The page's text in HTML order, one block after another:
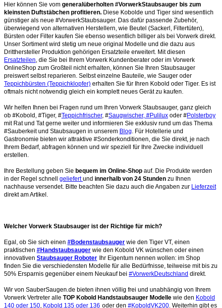
Hier können Sie vom generalüberholten #VorwerkStaubsauger bis zum
kleinsten Duftstäbchen profitieren. Diese Kobolde und Tiger sind wesentlich
günstiger als neue #VorwerkStaubsauger. Das dafür passende Zubehör,
überwiegend von alternativen Herstellern, wie Beutel (Sackerl, Filtertüten),
Bürsten oder Filter kaufen Sie ebenso wesentlich billiger als bei Vorwerk direkt.
Unser Sortiment wird stetig um neue original Modelle und die dazu aus
Dritthersteller Produktion gehörigen Ersatzteile erweitert. Mit diesen
Ersatzteilen , die Sie bei Ihrem Vorwerk Kundenberater oder im Vorwerk
OnlineShop zum Großteil nicht erhalten, können Sie Ihren Staubsauger
preiswert selbst reparieren. Selbst einzelne Bauteile, wie Sauger oder
Teppichbürsten (Teppichklopfer) erhalten Sie für Ihren Kobold oder Tiger. Es ist
oftmals nicht notwendig gleich ein komplett neues Gerät zu kaufen.
Wir helfen Ihnen bei Fragen rund um Ihren Vorwerk Staubsauger, ganz gleich
ob #Kobold, #Tiger, #Teppichfrischer, #Saugwischer, #Pulilux oder #Polsterboy
mit Rat und Tat gerne weiter und informieren Sie exklusiv rund um das Thema
#Sauberkeit und Staubsaugen in unserem Blog . Für Hotellerie und
Gastronomie bieten wir attraktive #Sonderkonditionen, die Sie direkt, je nach
Ihrem Bedarf, abfragen können und wir speziell für Ihre Zwecke individuell
erstellen.
Ihre Bestellung geben Sie bequem im Online-Shop auf. Die Produkte werden
in der Regel schnell geliefertund innerhalb von 24 Stunden zu Ihnen
nachhause versendet. Bitte beachten Sie dazu auch die Angaben zur Lieferzeit
direkt am Artikel.
Welcher Vorwerk Staubsauger ist der Richtige für mich?
Egal, ob Sie sich einen #Bodenstaubsauger wie den Tiger VT, einen
praktischen #Handstaubsauger wie den Kobold VK wünschen oder einen
innovativen Staubsauger Roboter Ihr Eigentum nennen wollen: im Shop
finden Sie die verschiedensten Modelle für alle Bedürfnisse, teilweise mit bis zu
50% Ersparnis gegenüber einem Neukauf bei #VorwerkDeutschland direkt.
Wir von SauberSaugen.de bieten ihnen völlig frei und unabhängig von Ihrem
Vorwerk Vertreter alle TOP Kobold Handstaubsauger Modelle wie den Kobold
140 oder 150 Kobold 135 oder 136 oder den #KoboldVK200 . Weiterhin gibt es